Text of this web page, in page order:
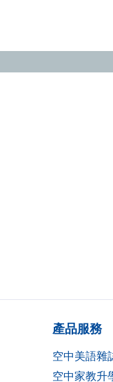
產品服務
空中美語雜
空中家教升